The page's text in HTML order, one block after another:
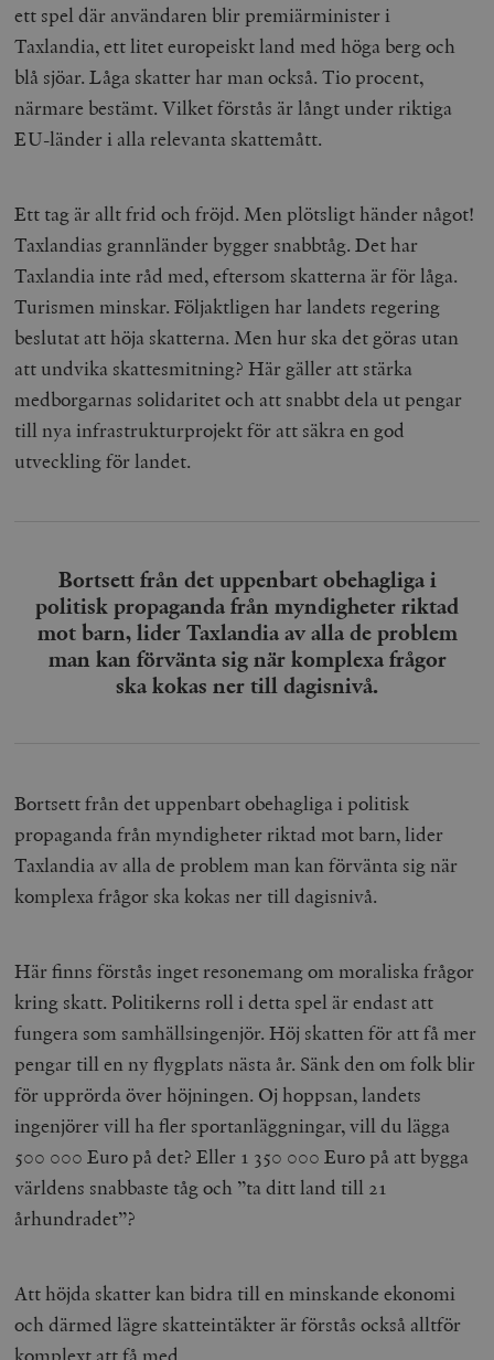
ett spel där användaren blir premiärminister i
Taxlandia, ett litet europeiskt land med höga berg och
blå sjöar. Låga skatter har man också. Tio procent,
närmare bestämt. Vilket förstås är långt under riktiga
EU-länder i alla relevanta skattemått.
Ett tag är allt frid och fröjd. Men plötsligt händer något!
Taxlandias grannländer bygger snabbtåg. Det har
Taxlandia inte råd med, eftersom skatterna är för låga.
Turismen minskar. Följaktligen har landets regering
beslutat att höja skatterna. Men hur ska det göras utan
att undvika skattesmitning? Här gäller att stärka
medborgarnas solidaritet och att snabbt dela ut pengar
till nya infrastrukturprojekt för att säkra en god
utveckling för landet.
Bortsett från det uppenbart obehagliga i
politisk propaganda från myndigheter riktad
mot barn, lider Taxlandia av alla de problem
man kan förvänta sig när komplexa frågor
ska kokas ner till dagisnivå.
Bortsett från det uppenbart obehagliga i politisk
propaganda från myndigheter riktad mot barn, lider
Taxlandia av alla de problem man kan förvänta sig när
komplexa frågor ska kokas ner till dagisnivå.
Här finns förstås inget resonemang om moraliska frågor
kring skatt. Politikerns roll i detta spel är endast att
fungera som samhällsingenjör. Höj skatten för att få mer
pengar till en ny flygplats nästa år. Sänk den om folk blir
för upprörda över höjningen. Oj hoppsan, landets
ingenjörer vill ha fler sportanläggningar, vill du lägga
500 000 Euro på det? Eller 1 350 000 Euro på att bygga
världens snabbaste tåg och ”ta ditt land till 21
århundradet”?
Att höjda skatter kan bidra till en minskande ekonomi
och därmed lägre skatteintäkter är förstås också alltför